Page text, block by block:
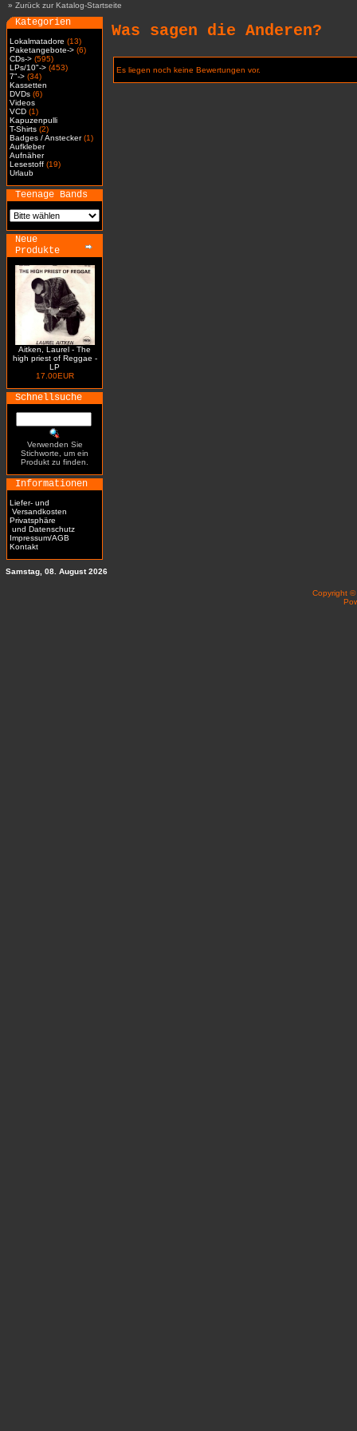
» Zurück zur Katalog-Startseite
Kategorien
Lokalmatadore (13)
Paketangebote-> (6)
CDs-> (595)
LPs/10"-> (453)
7"-> (34)
Kassetten
DVDs (6)
Videos
VCD (1)
Kapuzenpulli
T-Shirts (2)
Badges / Anstecker(1)
Aufkleber
Aufnäher
Lesestoff (19)
Urlaub
Teenage Bands
Neue
Produkte
Aitken, Laurel - The
high priest of Reggae -
LP
17.00EUR
Schnellsuche
Verwenden Sie
Stichworte, um ein
Produkt zu finden.
Informationen
Liefer- und
Versandkosten
Privatsphäre
und Datenschutz
Impressum/AGB
Kontakt
Was sagen die Anderen?
Es liegen noch keine Bewertungen vor.
Samstag, 08. August 2026
Copyright